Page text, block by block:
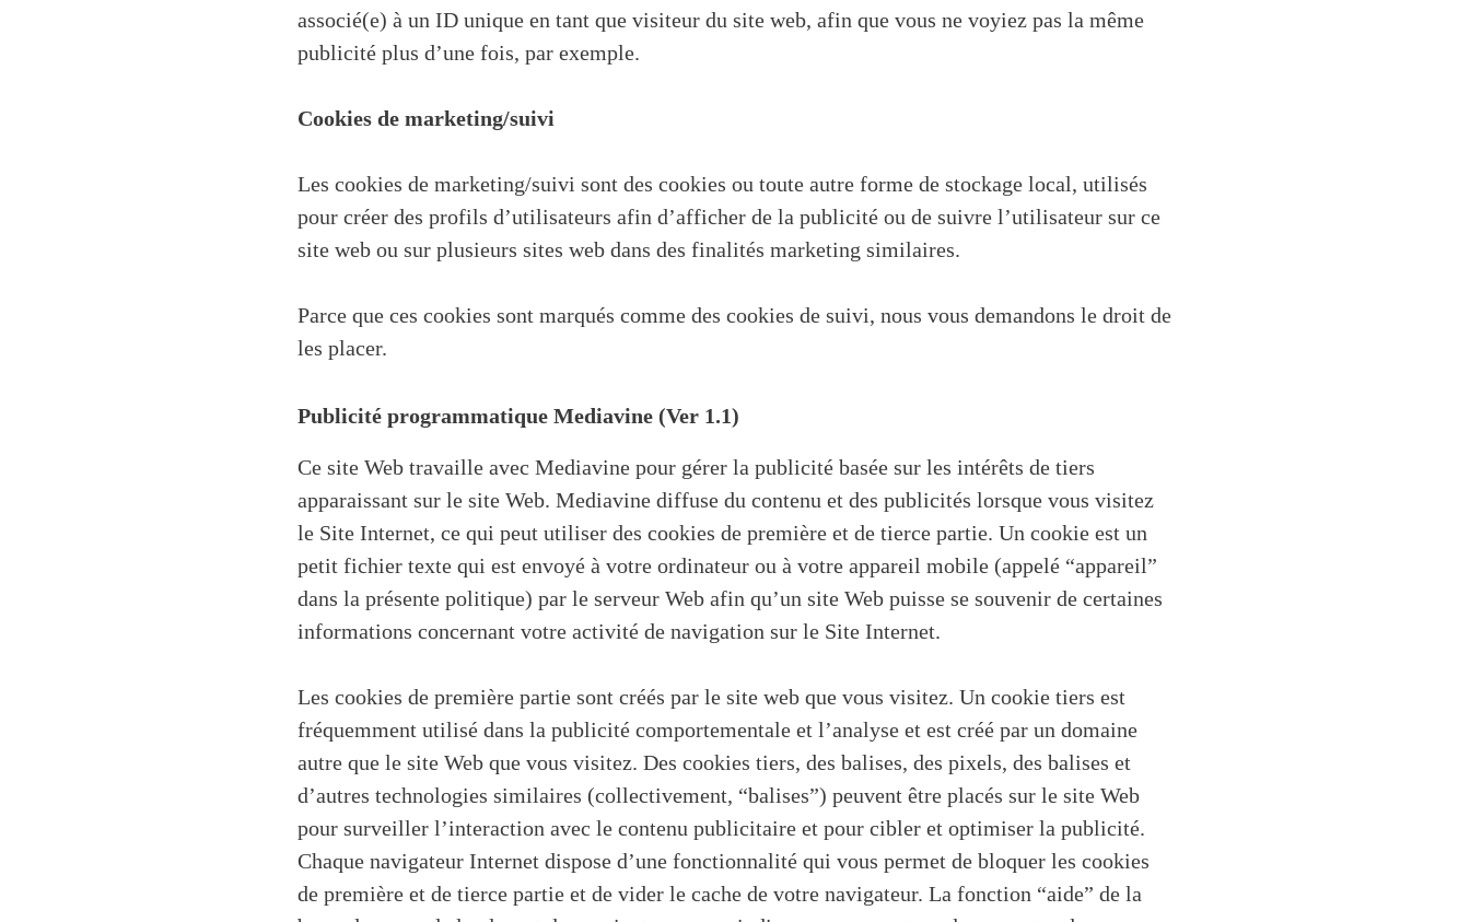
associé(e) à un ID unique en tant que visiteur du site web, afin que vous ne voyiez pas la même
publicité plus d’une fois, par exemple.
Cookies de marketing/suivi
Les cookies de marketing/suivi sont des cookies ou toute autre forme de stockage local, utilisés
pour créer des profils d’utilisateurs afin d’afficher de la publicité ou de suivre l’utilisateur sur ce
site web ou sur plusieurs sites web dans des finalités marketing similaires.
Parce que ces cookies sont marqués comme des cookies de suivi, nous vous demandons le droit de
les placer.
Publicité programmatique Mediavine (Ver 1.1)
Ce site Web travaille avec Mediavine pour gérer la publicité basée sur les intérêts de tiers
apparaissant sur le site Web. Mediavine diffuse du contenu et des publicités lorsque vous visitez
le Site Internet, ce qui peut utiliser des cookies de première et de tierce partie. Un cookie est un
petit fichier texte qui est envoyé à votre ordinateur ou à votre appareil mobile (appelé “appareil”
dans la présente politique) par le serveur Web afin qu’un site Web puisse se souvenir de certaines
informations concernant votre activité de navigation sur le Site Internet.
Les cookies de première partie sont créés par le site web que vous visitez. Un cookie tiers est
fréquemment utilisé dans la publicité comportementale et l’analyse et est créé par un domaine
autre que le site Web que vous visitez. Des cookies tiers, des balises, des pixels, des balises et
d’autres technologies similaires (collectivement, “balises”) peuvent être placés sur le site Web
pour surveiller l’interaction avec le contenu publicitaire et pour cibler et optimiser la publicité.
Chaque navigateur Internet dispose d’une fonctionnalité qui vous permet de bloquer les cookies
de première et de tierce partie et de vider le cache de votre navigateur. La fonction “aide” de la